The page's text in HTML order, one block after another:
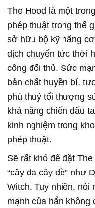
The Hood là một
phép thuật trong thế
sở hữu bộ kỹ năng
dịch chuyển tức thời
công đối thủ. Sức
bản chất huyền bí,
phù thuỷ tối thượng
khả năng chiến đấu
kinh nghiệm trong
phép thuật.
Sẽ rất khó để đặt
“cây đa cây đề” như
Witch. Tuy nhiên, nói
mạnh của hắn không